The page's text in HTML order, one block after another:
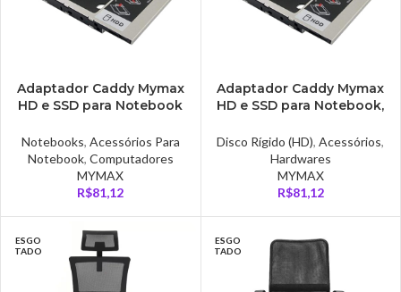
Adaptador Caddy Mymax
HD e SSD para Notebook
1111/127
Notebooks, Acessórios Para
Notebook, Computadores
MYMAX
R$81,12
Adaptador Caddy Mymax
HD e SSD para Notebook,
Disco Rígido (HD),Acessórios,
Hardwares
MYMAX
R$81,12
ESGO
TADO
ESGO
TADO